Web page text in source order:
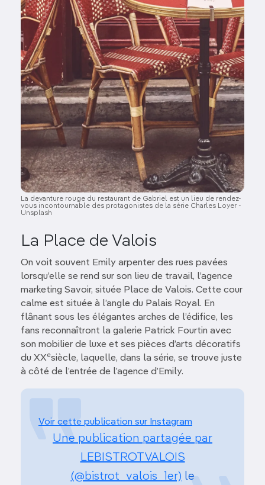
La devanture rouge du restaurant de Gabriel est un lieu de rendez-
vous incontournable des protagonistes de la série Charles Loyer -
Unsplash
La Place de Valois
On voit souvent Emily arpenter des rues pavées
lorsqu’elle se rend sur son lieu de travail, l’agence
marketing Savoir, située Place de Valois. Cette cour
calme est située à l’angle du Palais Royal. En
flânant sous les élégantes arches de l’édifice, les
fans reconnaîtront la galerie Patrick Fourtin avec
son mobilier de luxe et ses pièces d’arts décoratifs
du XXesiècle, laquelle, dans la série, se trouve juste
à côté de l’entrée de l’agence d’Emily.
Voir cette publication sur Instagram
Une publication partagée par
LEBISTROTVALOIS
(@bistrot_valois_1er) le